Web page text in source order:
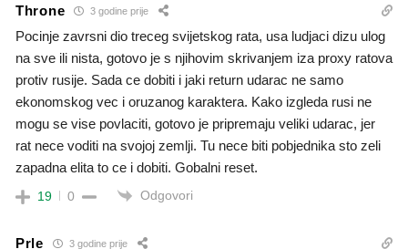
Throne 3 godine prije
Pocinje zavrsni dio treceg svijetskog rata, usa ludjaci dizu ulog
na sve ili nista, gotovo je s njihovim skrivanjem iza proxy ratova
protiv rusije. Sada ce dobiti i jaki return udarac ne samo
ekonomskog vec i oruzanog karaktera. Kako izgleda rusi ne
mogu se vise povlaciti, gotovo je pripremaju veliki udarac, jer
rat nece voditi na svojoj zemlji. Tu nece biti pobjednika sto zeli
zapadna elita to ce i dobiti. Gobalni reset.
19 0 Odgovori
Prle 3 godine prije